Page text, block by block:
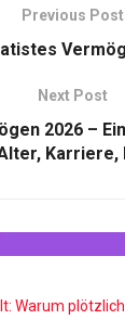
Previous Post
Next Post
2026 –
Karriere,
Warum